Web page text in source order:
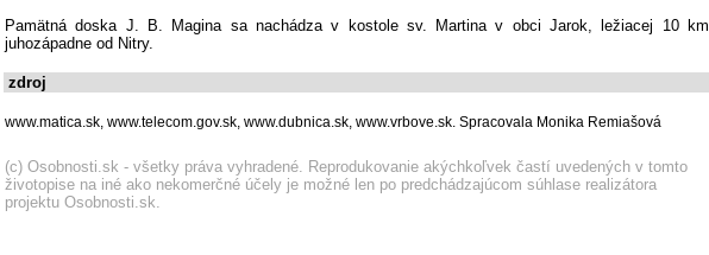
Pamätná doska J. B. Magina sa nachádza v kostole sv. Martina v obci Jarok, ležiacej 10 km
juhozápadne od Nitry.
zdroj
www.matica.sk, www.telecom.gov.sk, www.dubnica.sk, www.vrbove.sk. Spracovala Monika Remiašová
(c) Osobnosti.sk - všetky práva vyhradené. Reprodukovanie akýchkoľvek častí uvedených v tomto
životopise na iné ako nekomerčné účely je možné len po predchádzajúcom súhlase realizátora
projektu Osobnosti.sk.